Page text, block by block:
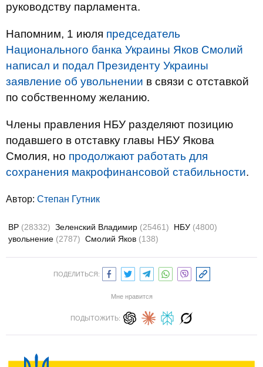
руководству парламента.
Напомним, 1 июля председатель
Национального банка Украины Яков Смолий
написал и подал Президенту Украины
заявление об увольнении в связи с отставкой
по собственному желанию.
Члены правления НБУ разделяют позицию
подавшего в отставку главы НБУ Якова
Смолия, но продолжают работать для
сохранения макрофинансовой стабильности.
Автор: Степан Гутник
ВР (28332) Зеленский Владимир (25461) НБУ (4800)
увольнение (2787) Смолий Яков (138)
ПОДЕЛИТЬСЯ:
Мне нравится
ПОДЫТОЖИТЬ: